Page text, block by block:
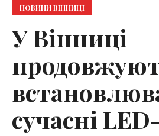
НОВИНИ ВІННИЦІ
У Вінниці
сучасні